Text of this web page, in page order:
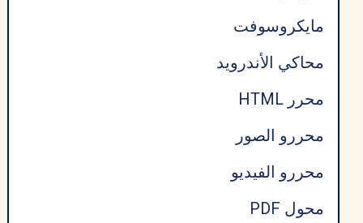
مايكروسوفت
محاكي الأندرويد
محرر HTML
محررو الصور
محررو الفيديو
محول PDF